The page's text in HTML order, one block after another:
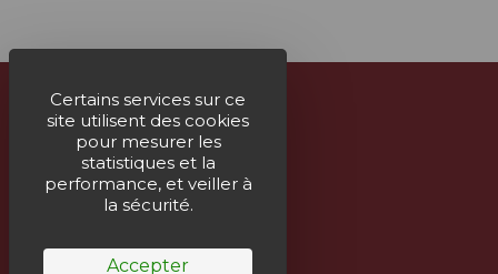
Certains services sur ce
site utilisent des cookies
pour mesurer les
statistiques et la
performance, et veiller à
la sécurité.
Accepter
À propos
Nous contacter